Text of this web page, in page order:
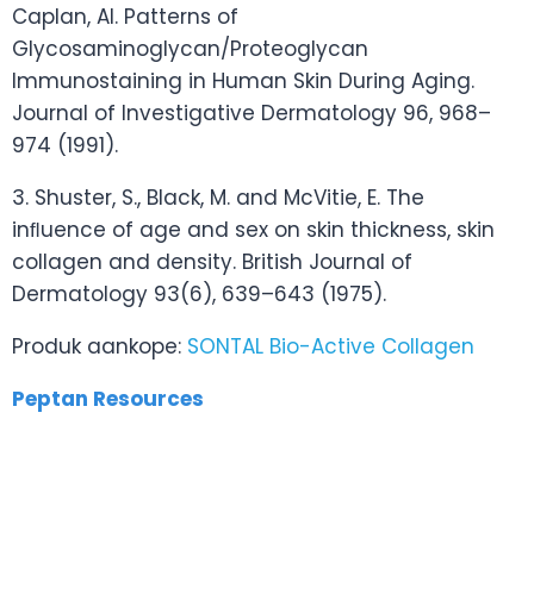
Caplan, AI. Patterns of
Glycosaminoglycan/Proteoglycan
Immunostaining in Human Skin During Aging.
Journal of Investigative Dermatology 96, 968–
974 (1991).
3. Shuster, S., Black, M. and McVitie, E. The
inﬂuence of age and sex on skin thickness, skin
collagen and density. British Journal of
Dermatology 93(6), 639–643 (1975).
Produk aankope: SONTAL Bio-Active Collagen
Peptan Resources